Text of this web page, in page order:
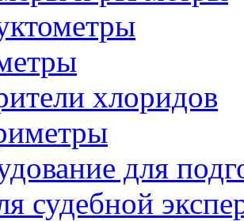
хлоридов
для
судебной